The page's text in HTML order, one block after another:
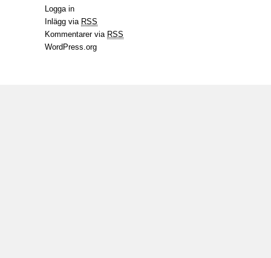
Logga in
Inlägg via RSS
Kommentarer via RSS
WordPress.org